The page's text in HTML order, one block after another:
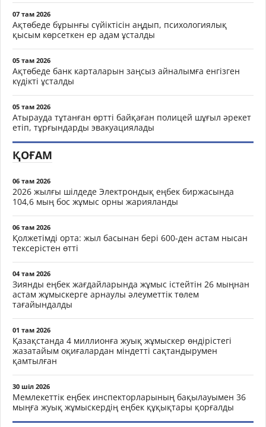
07 там 2026
Ақтөбеде бұрынғы сүйіктісін аңдып, психологиялық
қысым көрсеткен ер адам ұсталды
05 там 2026
Ақтөбеде банк карталарын заңсыз айналымға енгізген
күдікті ұсталды
05 там 2026
Атырауда тұтанған өртті байқаған полицей шұғыл әрекет
етіп, тұрғындарды эвакуациялады
ҚОҒАМ
06 там 2026
2026 жылғы шілдеде Электрондық еңбек биржасында
104,6 мың бос жұмыс орны жарияланды
06 там 2026
Қолжетімді орта: жыл басынан бері 600-ден астам нысан
тексерістен өтті
04 там 2026
Зиянды еңбек жағдайларында жұмыс істейтін 26 мыңнан
астам жұмыскерге арнаулы әлеуметтік төлем
тағайындалды
01 там 2026
Қазақстанда 4 миллионға жуық жұмыскер өндірістегі
жазатайым оқиғалардан міндетті сақтандырумен
қамтылған
30 шіл 2026
Мемлекеттік еңбек инспекторларының бақылауымен 36
мыңға жуық жұмыскердің еңбек құқықтары қорғалды